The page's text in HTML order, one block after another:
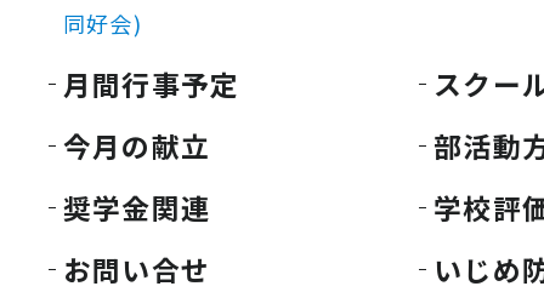
同好会)
月間行事予定
今月の献立
奨学金関連
お問い合せ
スクー
部活動
学校評
いじめ